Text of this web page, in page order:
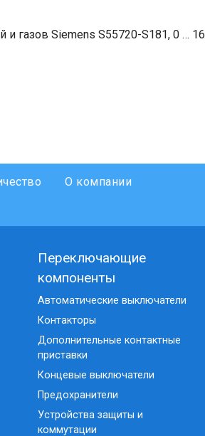
газов Siemens S55720-S181, 0 … 16
О компании
Переключающие
компоненты
Автоматические выключатели
Контакторы
Дополнительные контактные
приставки
Концевые выключатели
Предохранители
Устройства защиты и
коммутации